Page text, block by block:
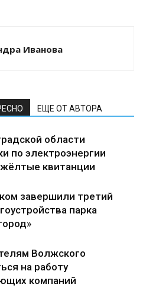
Иванова
ЕЩЕ ОТ АВТОРА
области
по электроэнергии
жёлтые квитанции
завершили третий
парка
Волжского
на работу
компаний